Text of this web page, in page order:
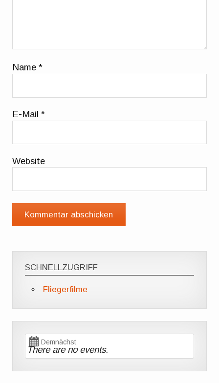
Name*
E-Mail*
Website
SCHNELLZUGRIFF
Fliegerfilme
Demnächst
There are no events.